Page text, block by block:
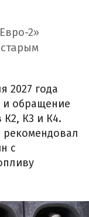
2»
2027 года
и обращение
К2, К3 и К4.
рекомендовал
с